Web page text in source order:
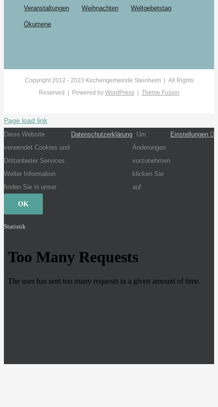
Veranstaltungen Weihnachten Weltgebetstag
Ökumene
Copyright 2012 - 2023 Kirchengemeinde Steinheim | All Rights
Reserved | Powered by WordPress| Theme Fusion
Page load link
Diese Website
verwendet Cookies und
Drittanbieter Services.
Weiter Information
finden Sie in unser
Datenschutzerklärung. Um
Änderungen
vorzunehmen
klicken Sie
auf
Einstellungen
OK
Statistik